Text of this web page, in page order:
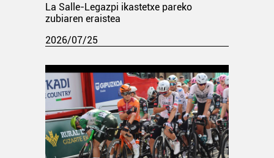
La Salle-Legazpi ikastetxe pareko
zubiaren eraistea
2026/07/25